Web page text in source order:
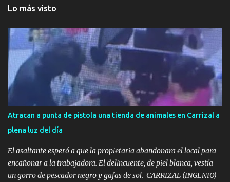
Lo más visto
Atracan a punta de pistola una tienda de animales en Carrizal a
plena luz del día
El asaltante esperó a que la propietaria abandonara el local para
encañonar a la trabajadora. El delincuente, de piel blanca, vestía
un gorro de pescador negro y gafas de sol. ​ CARRIZAL (INGENIO)